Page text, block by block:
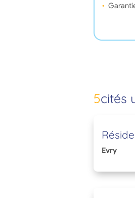
5cités
Evry